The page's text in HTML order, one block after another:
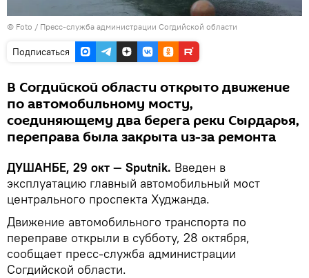
© Foto / Пресс-служба администрации Согдийской области
Подписаться
В Согдийской области открыто движение
по автомобильному мосту,
соединяющему два берега реки Сырдарья,
переправа была закрыта из-за ремонта
ДУШАНБЕ, 29 окт — Sputnik. Введен в
эксплуатацию главный автомобильный мост
центрального проспекта Худжанда.
Движение автомобильного транспорта по
переправе открыли в субботу, 28 октября,
сообщает пресс-служба администрации
Согдийской области.